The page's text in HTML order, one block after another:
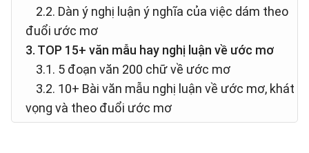
2.2. Dàn ý nghị luận ý nghĩa của việc dám theo
đuổi ước mơ
3. TOP 15+ văn mẫu hay nghị luận về ước mơ
3.1. 5 đoạn văn 200 chữ về ước mơ
3.2. 10+ Bài văn mẫu nghị luận về ước mơ, khát
vọng và theo đuổi ước mơ